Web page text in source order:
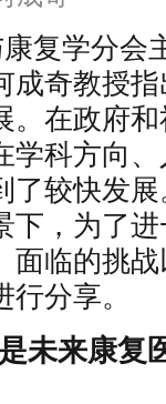
复学分会
成奇教授
。在政府
学科方向
了较快发
下，为了
面临的挑
分享。
未来康复